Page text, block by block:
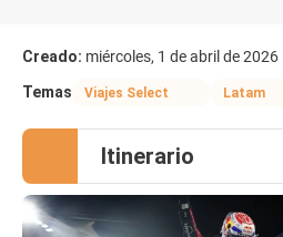
Creado: miércoles, 1 de abril de 2026
Temas
Viajes Select Latam
Itinerario